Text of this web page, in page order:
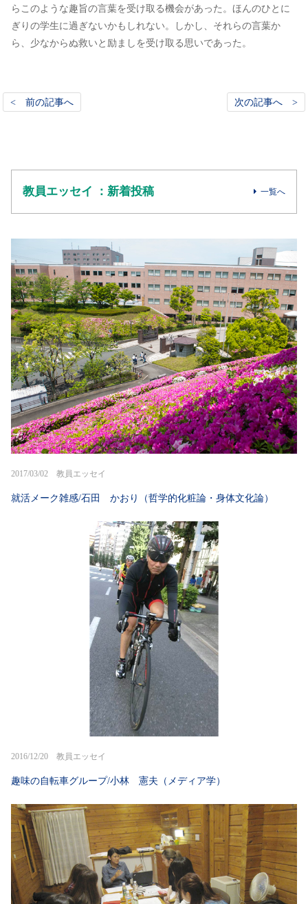
らこのような趣旨の言葉を受け取る機会があった。ほんのひとに
ぎりの学生に過ぎないかもしれない。しかし、それらの言葉か
ら、少なからぬ救いと励ましを受け取る思いであった。
< 前の記事へ 次の記事へ >
教員エッセイ ：新着投稿 一覧へ
2017/03/02 教員エッセイ
就活メーク雑感/石田 かおり（哲学的化粧論・身体文化論）
2016/12/20 教員エッセイ
趣味の自転車グループ/小林 憲夫（メディア学）